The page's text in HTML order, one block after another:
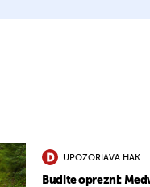
UPOZORIAVA HAK
Budite oprezni: